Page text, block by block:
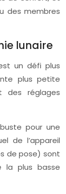
des membres
lunaire
un défi plus
plus petite
des réglages
pour une
de l’appareil
de pose) sont
la plus basse